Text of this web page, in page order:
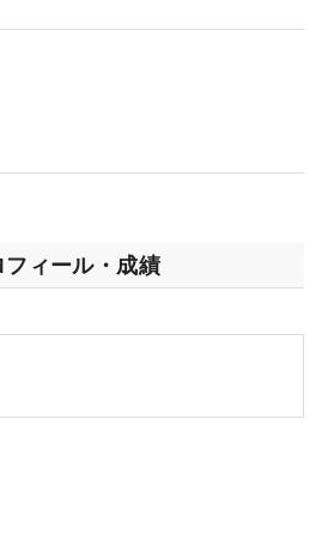
う結果だった。ただスコアだ
出の1ページをオーガスタで
ィール・成績